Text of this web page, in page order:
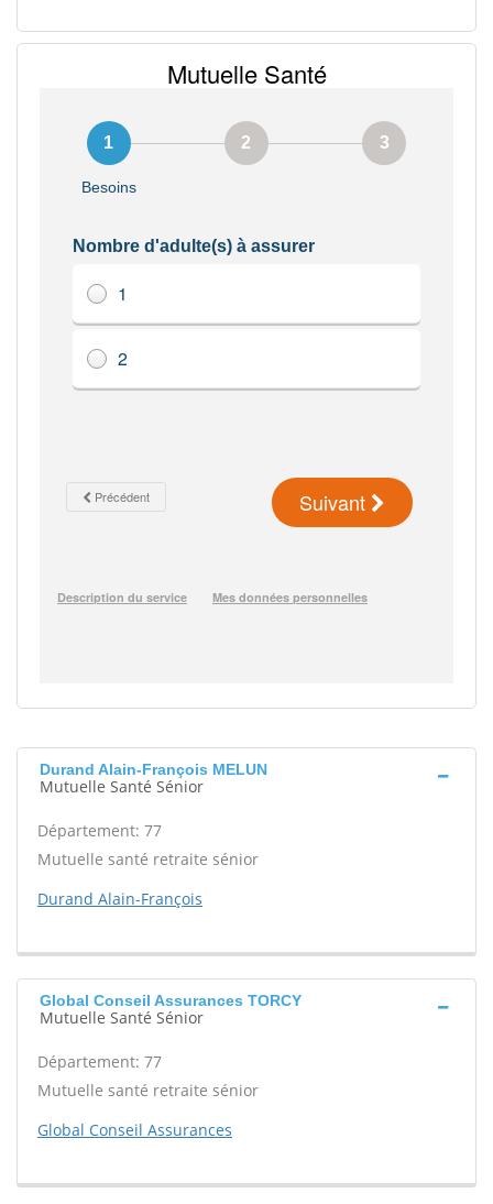
Durand Alain-François MELUN
Mutuelle Santé Sénior
Département: 77
Mutuelle santé retraite sénior
Durand Alain-François
Global Conseil Assurances TORCY
Mutuelle Santé Sénior
Département: 77
Mutuelle santé retraite sénior
Global Conseil Assurances